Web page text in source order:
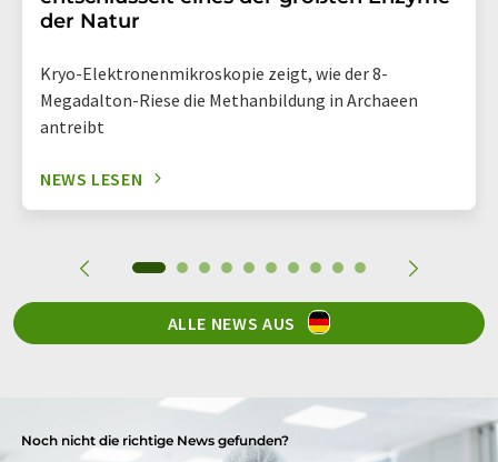
der Natur
Kryo-Elektronenmikroskopie zeigt, wie der 8-
Megadalton-Riese die Methanbildung in Archaeen
antreibt
NEWS LESEN
ALLE NEWS AUS
Noch nicht die richtige News gefunden?